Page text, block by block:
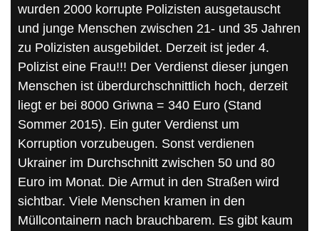
wurden 2000 korrupte Polizisten ausgetauscht
und junge Menschen zwischen 21- und 35 Jahren
zu Polizisten ausgebildet. Derzeit ist jeder 4.
Polizist eine Frau!!! Der Verdienst dieser jungen
Menschen ist überdurchschnittlich hoch, derzeit
liegt er bei 8000 Griwna = 340 Euro (Stand
Sommer 2015). Ein guter Verdienst um
Korruption vorzubeugen. Sonst verdienen
Ukrainer im Durchschnitt zwischen 50 und 80
Euro im Monat. Die Armut in den Straßen wird
sichtbar. Viele Menschen kramen in den
Müllcontainern nach brauchbarem. Es gibt kaum